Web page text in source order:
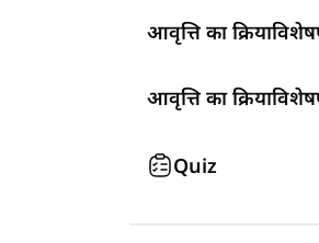
आवृत्ति का
आवृत्ति का
Quiz